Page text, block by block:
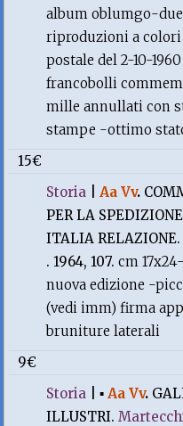
album oblumgo-
riproduzioni a
postale del 2-10-
francobolli
mille annullati con
stampe -ottimo
15€
Storia |Aa Vv.
PER LA
ITALIA
. 1964, 107.cm
nuova edizione -
(vedi imm) firma
bruniture laterali
9€
Storia |▪Aa Vv.
ILLUSTRI.